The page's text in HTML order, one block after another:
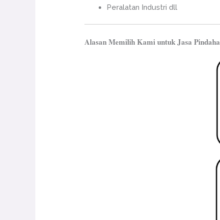
Peralatan Industri dll
Alasan Memilih Kami untuk Jasa